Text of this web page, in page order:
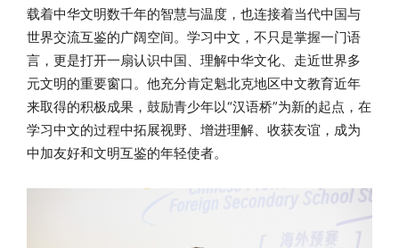
载着中华文明数千年的智慧与温度，也连接着当代中国与
世界交流互鉴的广阔空间。学习中文，不只是掌握一门语
言，更是打开一扇认识中国、理解中华文化、走近世界多
元文明的重要窗口。他充分肯定魁北克地区中文教育近年
来取得的积极成果，鼓励青少年以“汉语桥”为新的起点，在
学习中文的过程中拓展视野、增进理解、收获友谊，成为
中加友好和文明互鉴的年轻使者。